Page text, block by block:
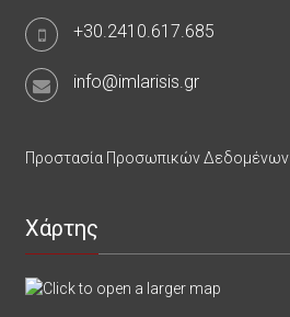
+30.2410.617.685
info@imlarisis.gr
Προστασία Προσωπικών Δεδομένων
Χάρτης